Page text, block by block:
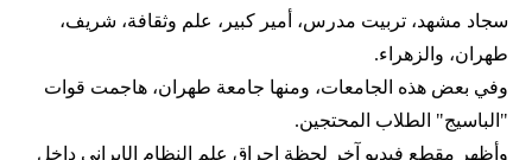
سجاد مشهد، تربيت مدرس، أمير كبير، علم وثقافة، شريف،
طهران، والزهراء.
وفي بعض هذه الجامعات، ومنها جامعة طهران، هاجمت قوات
"الباسيج" الطلاب المحتجين.
وأظهر مقطع فيديو آخر لحظة إحراق علم النظام الإيراني داخل